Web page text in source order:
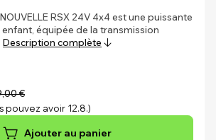
RSX 24V 4x4 est une puissante
équipée de la transmission
Description complète
€
pouvez avoir 12.8.)
Ajouter au panier